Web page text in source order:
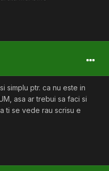
simplu ptr. ca nu este in
asa ar trebui sa faci si
ti se vede rau scrisu e